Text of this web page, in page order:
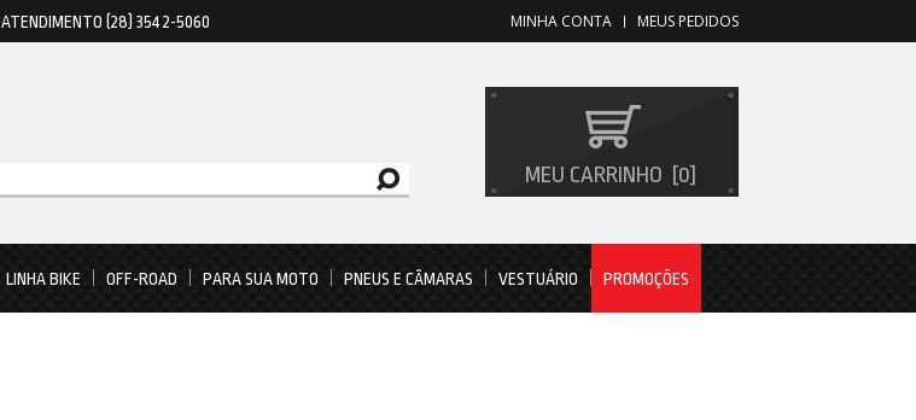
ATENDIMENTO (28) 3542-5060 MEUS PEDIDOS
MINHA CONTA
MEU CARRINHO 0
LINHA BIKE OFF-ROAD PARA SUA MOTO PNEUS E CÂMARAS VESTUÁRIO PROMOÇÕES